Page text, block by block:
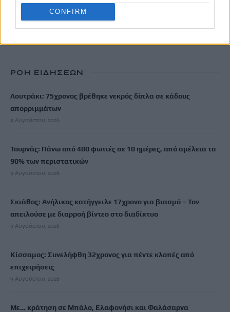
CONFIRM
Αν ο Παναθηναϊκός άντεχε στο Ρότερνταμ θα μπορούσαμε να
μιλάμε για μια βραδιά όνειρο για το ελληνικό ποδόσφαιρο……
ΡΟΗ ΕΙΔΗΣΕΩΝ
Λουτράκι: 75χρονος βρέθηκε νεκρός δίπλα σε κάδους
απορριμμάτων
9 Αυγούστου, 2026
Τουρνάς: Πάνω από 400 φωτιές σε 10 ημέρες, από αμέλεια το
90% των περιστατικών
9 Αυγούστου, 2026
Σκιάθος: Ανήλικος κατήγγειλε 17χρονο για βιασμό – Τον
απειλούσε με διαρροή βίντεο στο διαδίκτυο
9 Αυγούστου, 2026
Κίσσαμος: Συνελήφθη 32χρονος για πέντε κλοπές από
επιχειρήσεις
9 Αυγούστου, 2026
Με… κράτηση σε Μπάλο, Ελαφονήσι και Φαλάσαρνα